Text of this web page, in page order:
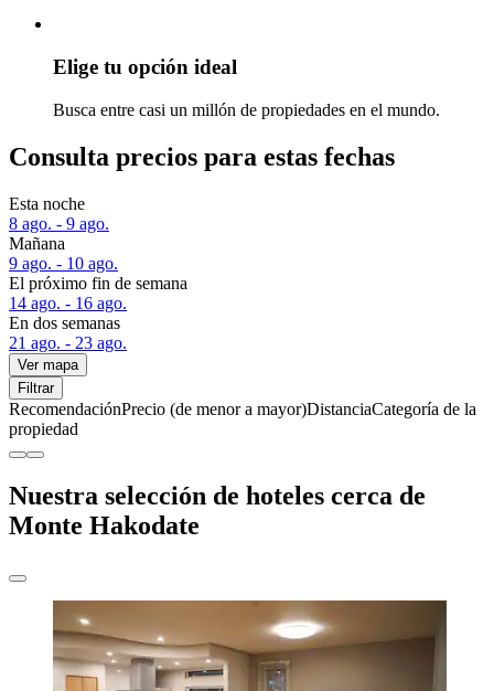
Elige tu opción ideal
Busca entre casi un millón de propiedades en el mundo.
Consulta precios para estas fechas
Esta noche
8 ago. - 9 ago.
Mañana
9 ago. - 10 ago.
El próximo fin de semana
14 ago. - 16 ago.
En dos semanas
21 ago. - 23 ago.
Ver mapa
Filtrar
RecomendaciónPrecio (de menor a mayor)DistanciaCategoría de la
propiedad
Nuestra selección de hoteles cerca de
Monte Hakodate